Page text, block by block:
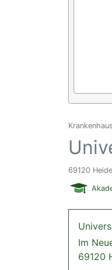
Krankenhaus
69120
Im
69120